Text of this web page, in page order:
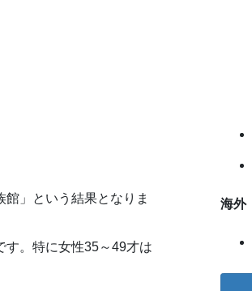
」という結果となりま
す。特に女性35～49才は
海外